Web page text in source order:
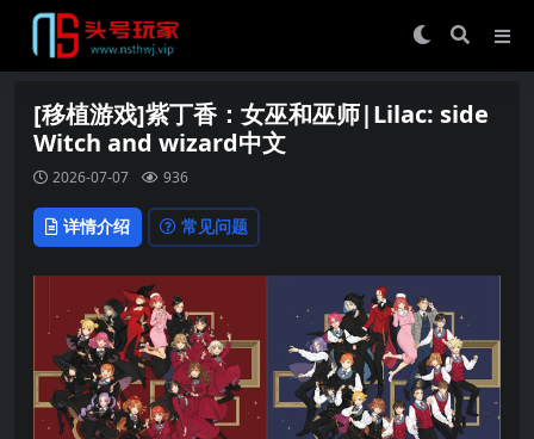
[移植游戏]紫丁香：女巫和巫师|Lilac: side
Witch and wizard中文
2026-07-07 936
详情介绍 常见问题